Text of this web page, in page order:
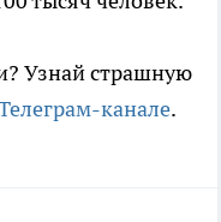
Узнай страшную
канале.